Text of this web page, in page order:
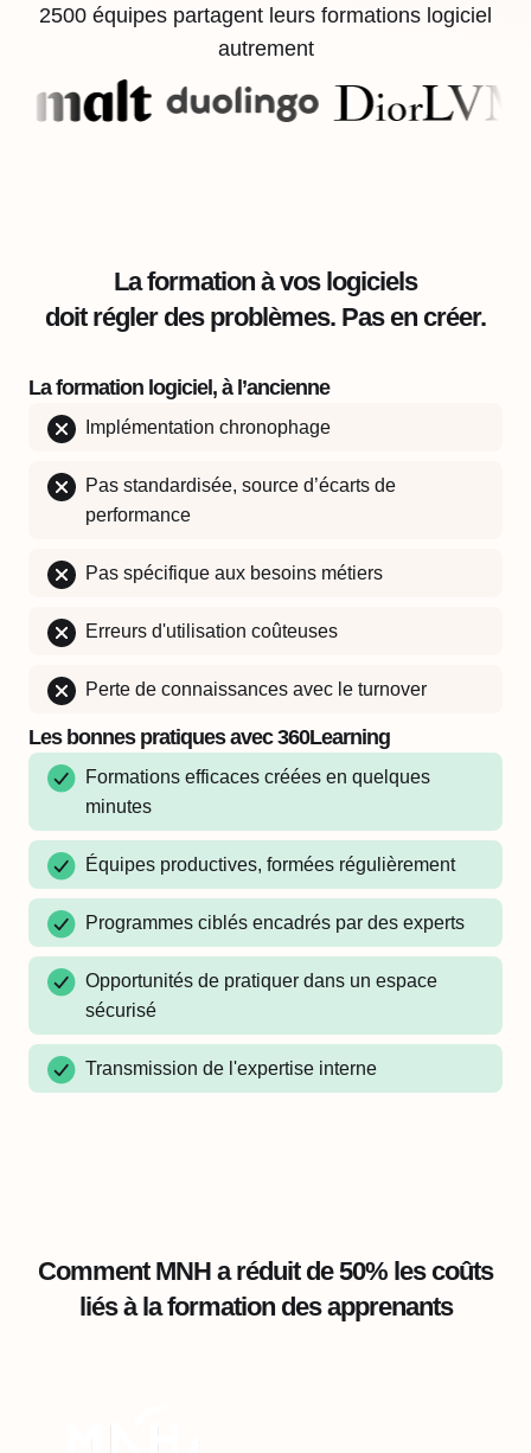
2500 équipes partagent leurs formations logiciel
autrement
La formation à vos logiciels
doit régler des problèmes. Pas en créer.
La formation logiciel, à l’ancienne
Implémentation chronophage
Pas standardisée, source d’écarts de
performance
Pas spécifique aux besoins métiers
Erreurs d'utilisation coûteuses
Perte de connaissances avec le turnover
Les bonnes pratiques avec 360Learning
Formations efficaces créées en quelques
minutes
Équipes productives, formées régulièrement
Programmes ciblés encadrés par des experts
Opportunités de pratiquer dans un espace
sécurisé
Transmission de l'expertise interne
Comment MNH a réduit de 50% les coûts
liés à la formation des apprenants